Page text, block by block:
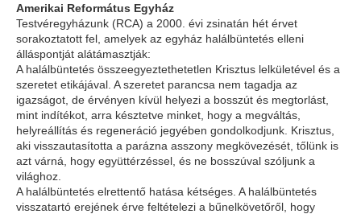
Amerikai Református Egyház
Testvéregyházunk (RCA) a 2000. évi zsinatán hét érvet
sorakoztatott fel, amelyek az egyház halálbüntetés elleni
álláspontját alátámasztják:
A halálbüntetés összeegyeztethetetlen Krisztus lelkületével és a
szeretet etikájával. A szeretet parancsa nem tagadja az
igazságot, de érvényen kívül helyezi a bosszút és megtorlást,
mint indítékot, arra késztetve minket, hogy a megváltás,
helyreállítás és regeneráció jegyében gondolkodjunk. Krisztus,
aki visszautasította a parázna asszony megkövezését, tőlünk is
azt várná, hogy együttérzéssel, és ne bosszúval szóljunk a
világhoz.
A halálbüntetés elrettentő hatása kétséges. A halálbüntetés
visszatartó erejének érve feltételezi a bűnelkövetőről, hogy